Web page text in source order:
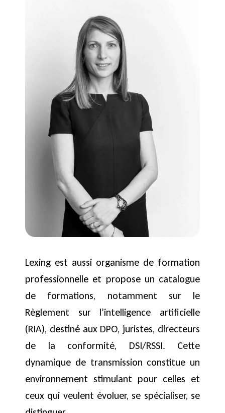
Lexing est aussi organisme de formation
professionnelle et propose un catalogue
de formations, notamment sur le
Règlement sur l’intelligence artificielle
(RIA), destiné aux DPO, juristes, directeurs
de la conformité, DSI/RSSI. Cette
dynamique de transmission constitue un
environnement stimulant pour celles et
ceux qui veulent évoluer, se spécialiser, se